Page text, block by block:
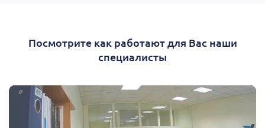
Посмотрите как работают для Вас наши
специалисты